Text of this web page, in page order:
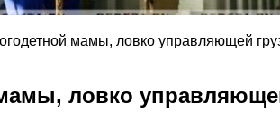
мамы, ловко управляющей
ловко